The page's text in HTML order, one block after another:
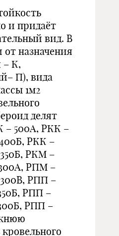
и придаёт
вид. В
от назначения
– К,
П), вида
1м2
делят
– 500А, РКК –
РКК –
РКМ –
РПМ –
РПП –
РПП –
РПП –